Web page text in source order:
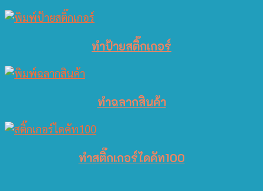
ทำป้ายสติ๊กเกอร์
ทำฉลากสินค้า
ทำสติ๊กเกอร์ไดคัท100